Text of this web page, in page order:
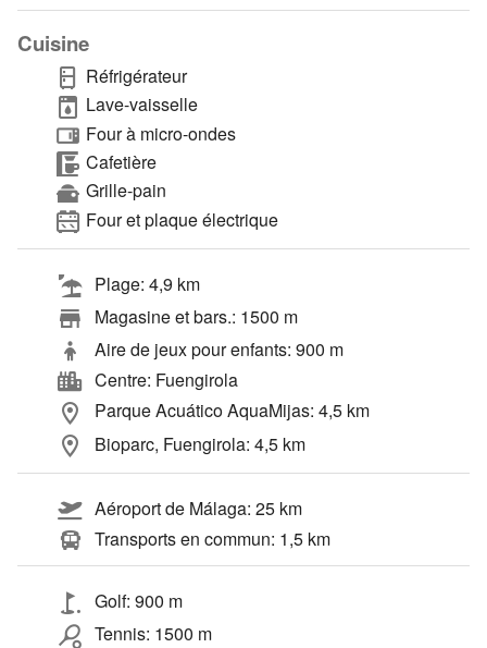
Cuisine
Réfrigérateur
Lave-vaisselle
Four à micro-ondes
Cafetière
Grille-pain
Four et plaque électrique
Plage: 4,9 km
Magasine et bars.: 1500 m
Aire de jeux pour enfants: 900 m
Centre: Fuengirola
Parque Acuático AquaMijas: 4,5 km
Bioparc, Fuengirola: 4,5 km
Aéroport de Málaga: 25 km
Transports en commun: 1,5 km
Golf: 900 m
Tennis: 1500 m